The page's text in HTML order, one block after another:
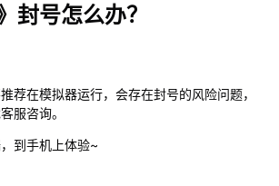
封号怎么办？
荐在模拟器运行，会存在封号的风险问题，
服咨询。
到手机上体验~